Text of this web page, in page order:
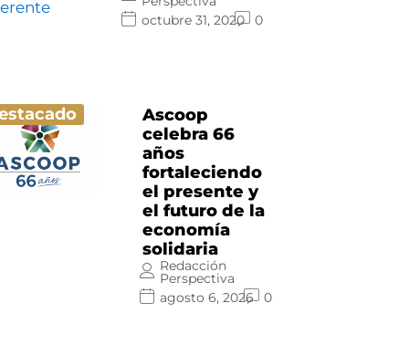
octubre 31, 2020
0
Ascoop
celebra 66
años
fortaleciendo
el presente y
el futuro de la
economía
solidaria
Redacción
Perspectiva
agosto 6, 2026
0